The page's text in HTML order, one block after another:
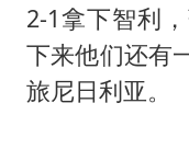
2-1拿下智利
下来他们还有
旅尼日利亚。